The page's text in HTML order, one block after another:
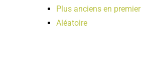
Plus anciens en premier
Aléatoire